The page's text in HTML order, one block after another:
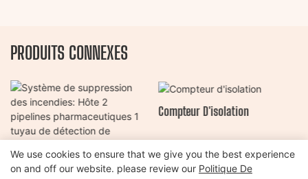
PRODUITS CONNEXES
Système De Suppression Des
Compteur D'isolation
We use cookies to ensure that we give you the best experience
on and off our website. please review our Politique De